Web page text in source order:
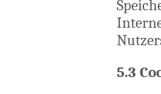
5.3